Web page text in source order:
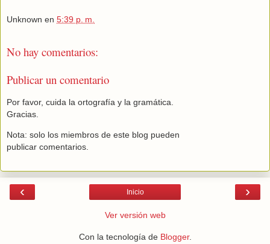
Unknown en 5:39 p. m.
No hay comentarios:
Publicar un comentario
Por favor, cuida la ortografía y la gramática.
Gracias.
Nota: solo los miembros de este blog pueden
publicar comentarios.
‹ ›
Inicio
Ver versión web
Con la tecnología de Blogger.